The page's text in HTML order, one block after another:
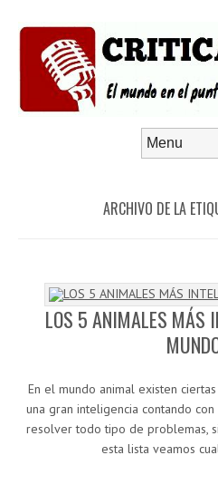
ARCHIVO DE LA
LOS 5 ANIMALES MÁS
En el mundo animal existen
una gran inteligencia contando
resolver todo tipo de problemas,
esta lista veamos